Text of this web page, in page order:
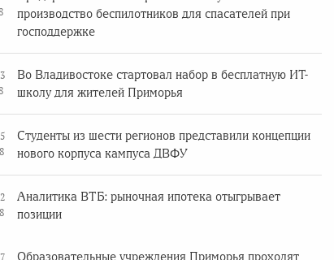
производство беспилотников для спасателей при
господдержке
Во Владивостоке стартовал набор в бесплатную ИТ-
школу для жителей Приморья
Студенты из шести регионов представили концепции
нового корпуса кампуса ДВФУ
Аналитика ВТБ: рыночная ипотека отыгрывает
позиции
Образовательные учреждения Приморья проходят